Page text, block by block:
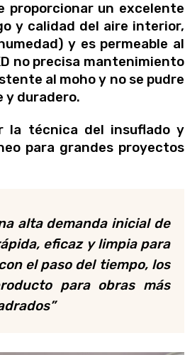
proporcionar un excelente
y calidad del aire interior,
y es permeable al
no precisa mantenimiento
al moho y no se pudre
y duradero.
la técnica del insuflado y
para grandes proyectos
alta demanda inicial de
eficaz y limpia para
el paso del tiempo, los
para obras más